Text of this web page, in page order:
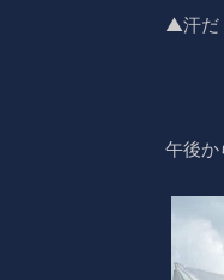
▲汗だ
午後か